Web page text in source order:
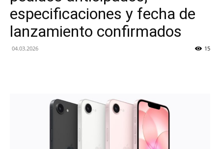
especificaciones y fecha de
lanzamiento confirmados
04.03.2026 15